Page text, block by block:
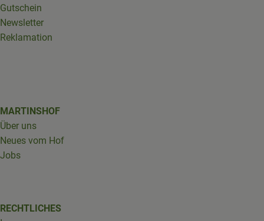
Gutschein
Newsletter
Reklamation
MARTINSHOF
Über uns
Neues vom Hof
Jobs
RECHTLICHES